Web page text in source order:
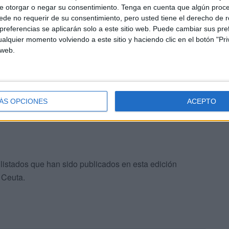
otorgar o negar su consentimiento. Tenga en cuenta que algún
no requerir de su consentimiento, pero usted tiene el derecho de
se aplicarán solo a este sitio web. Puede cambiar sus
momento volviendo a este sitio y haciendo clic en el botón
OPCIONES ACEPTO
ha sido publicada la Resolución del presidente del
y Gestión Vial de Ceuta, Alejandro Ramírez,
as y no aptos/as en la primera prueba de la fase
provisión de 1 plaza de administrativo, mediante el
que han sido publicados en esta edición